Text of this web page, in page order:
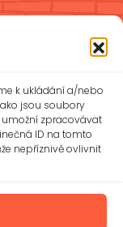
k ukládání a/nebo
jsou soubory
zpracovávat
ID na tomto
nepříznivě ovlivnit